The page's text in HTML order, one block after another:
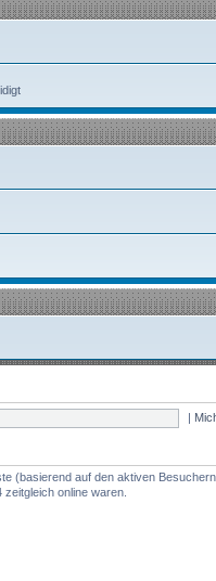
|
(basierend auf den aktiven
online waren.